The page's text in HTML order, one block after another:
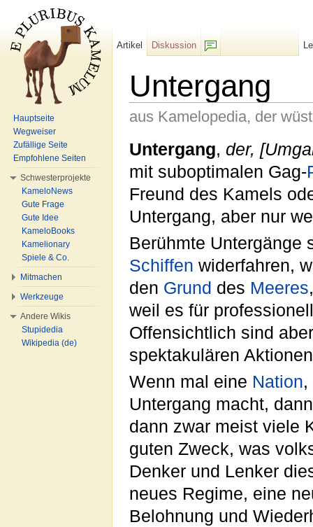
Untergang
aus Kamelopedia, der
Untergang, der,
mit suboptimalen Gag-
Freund des Kamels
Untergang, aber nur
Berühmte Untergänge
Schiffen widerfahren,
den Grund des Meeres
weil es für
Offensichtlich sind
spektakulären
Wenn mal eine Nation
Untergang macht,
dann zwar meist viele
guten Zweck, was
Denker und Lenker
neues Regime, eine
Belohnung und
Artikel
Diskussion
Hauptseite
Wegweiser
Zufällige Seite
Empfohlene Seiten
Schwesterprojekte
KameloNews
Gute Frage
Gute Idee
KameloBooks
Kamelionary
Spiele & Co.
Mitmachen
Werkzeuge
Andere Wikis
Stupidedia
Wikipedia (de)